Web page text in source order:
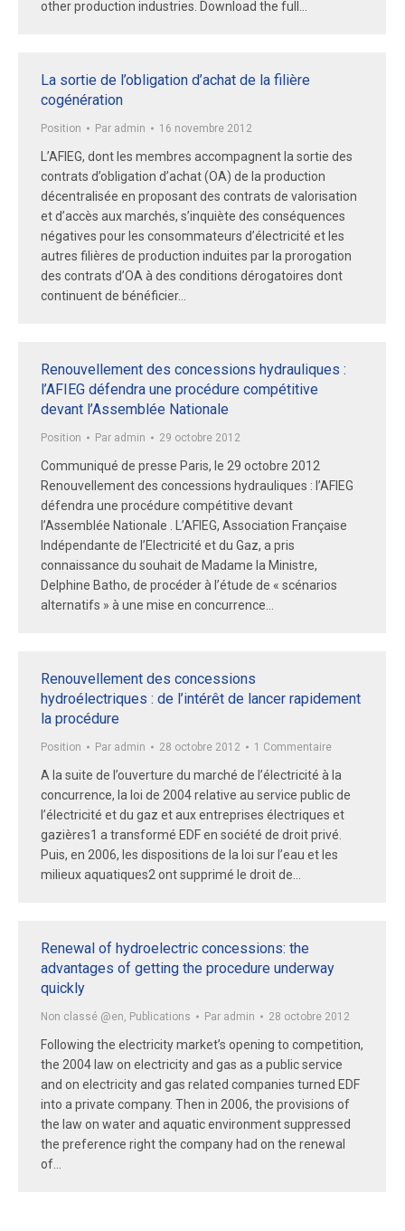
other production industries. Download the full…
La sortie de l’obligation d’achat de la filière
cogénération
Position Par admin 16 novembre 2012
L’AFIEG, dont les membres accompagnent la sortie des
contrats d’obligation d’achat (OA) de la production
décentralisée en proposant des contrats de valorisation
et d’accès aux marchés, s’inquiète des conséquences
négatives pour les consommateurs d’électricité et les
autres filières de production induites par la prorogation
des contrats d’OA à des conditions dérogatoires dont
continuent de bénéficier…
Renouvellement des concessions hydrauliques :
l’AFIEG défendra une procédure compétitive
devant l’Assemblée Nationale
Position Par admin 29 octobre 2012
Communiqué de presse Paris, le 29 octobre 2012
Renouvellement des concessions hydrauliques : l’AFIEG
défendra une procédure compétitive devant
l’Assemblée Nationale . L’AFIEG, Association Française
Indépendante de l’Electricité et du Gaz, a pris
connaissance du souhait de Madame la Ministre,
Delphine Batho, de procéder à l’étude de « scénarios
alternatifs » à une mise en concurrence…
Renouvellement des concessions
hydroélectriques : de l’intérêt de lancer rapidement
la procédure
Position Par admin 28 octobre 2012 1 Commentaire
A la suite de l’ouverture du marché de l’électricité à la
concurrence, la loi de 2004 relative au service public de
l’électricité et du gaz et aux entreprises électriques et
gazières1 a transformé EDF en société de droit privé.
Puis, en 2006, les dispositions de la loi sur l’eau et les
milieux aquatiques2 ont supprimé le droit de…
Renewal of hydroelectric concessions: the
advantages of getting the procedure underway
quickly
Non classé @en, Publications Par admin 28 octobre 2012
Following the electricity market’s opening to competition,
the 2004 law on electricity and gas as a public service
and on electricity and gas related companies turned EDF
into a private company. Then in 2006, the provisions of
the law on water and aquatic environment suppressed
the preference right the company had on the renewal
of…